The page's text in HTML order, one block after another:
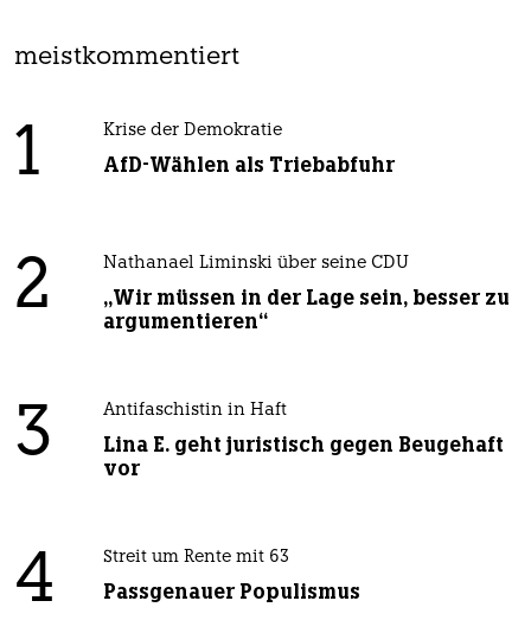
meistkommentiert
1 Krise der Demokratie
AfD-Wählen als Triebabfuhr
2 Nathanael Liminski über seine CDU
„Wir müssen in der Lage sein, besser zu
argumentieren“
3 Antifaschistin in Haft
Lina E. geht juristisch gegen Beugehaft
vor
4 Streit um Rente mit 63
Passgenauer Populismus